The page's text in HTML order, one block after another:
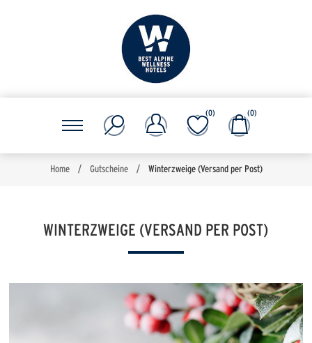
(0) (0)
Home / Gutscheine / Winterzweige (Versand per Post)
WINTERZWEIGE (VERSAND PER POST)